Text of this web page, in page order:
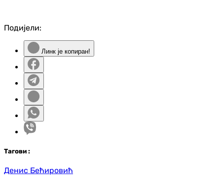
Подијели:
Линк је копиран!
Тагови :
Денис Бећировић